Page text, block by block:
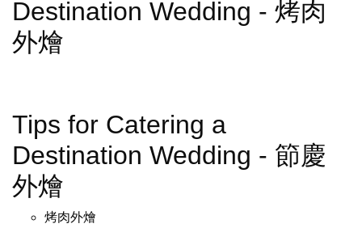
Destination Wedding - 烤肉
外燴
Tips for Catering a
Destination Wedding - 節慶
外燴
烤肉外燴